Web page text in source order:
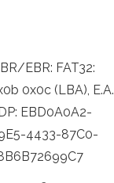
EBR: FAT32:
0x0c (LBA), E.A.
EBD0A0A2-
4433-87C0-